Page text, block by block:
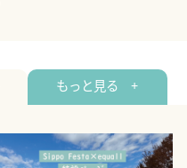
もっと見る +